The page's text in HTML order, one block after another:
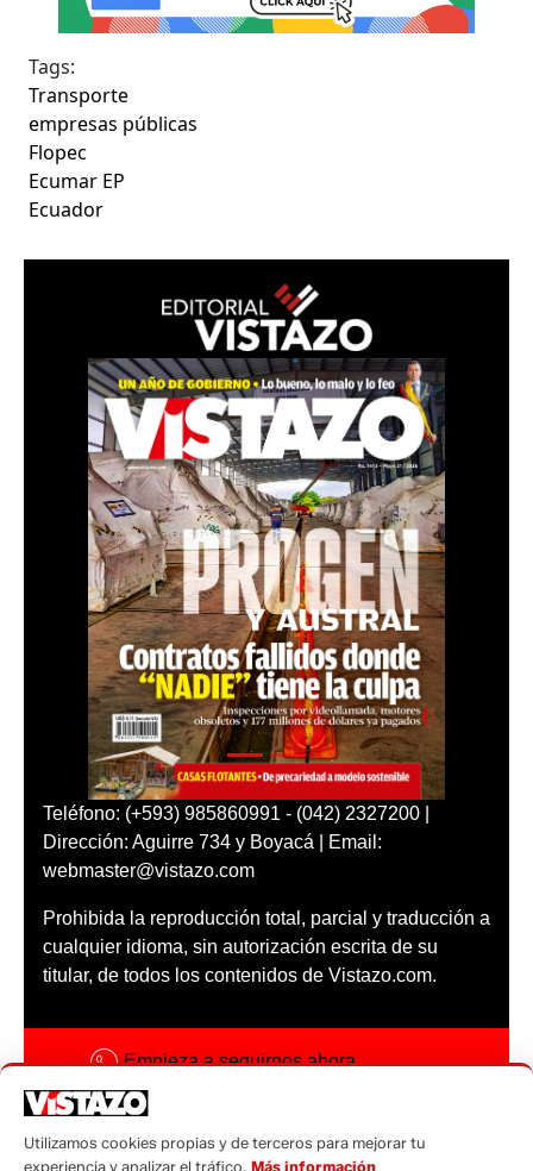
Tags:
Transporte
empresas públicas
Flopec
Ecumar EP
Ecuador
Teléfono: (+593) 985860991 - (042) 2327200 |
Dirección: Aguirre 734 y Boyacá | Email:
webmaster@vistazo.com
Prohibida la reproducción total, parcial y traducción a
cualquier idioma, sin autorización escrita de su
titular, de todos los contenidos de Vistazo.com.
Empieza a seguirnos ahora
Código ética
Utilizamos cookies propias y de terceros para mejorar tu
experiencia y analizar el tráfico. Más información